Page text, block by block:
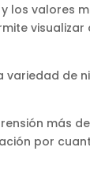
los valores
visualizar
variedad de
más
por